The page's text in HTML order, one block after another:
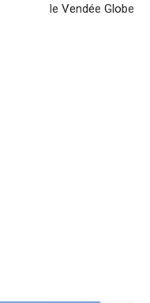
le Vendée Globe